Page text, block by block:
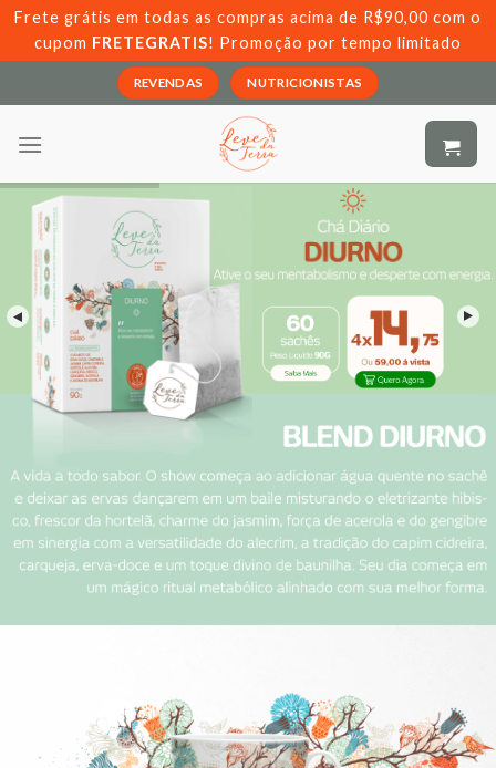
Skip
content
Frete grátis em todas as compras acima de R$90,00 com o
cupom FRETEGRATIS! Promoção por tempo limitado
REVENDAS NUTRICIONISTAS